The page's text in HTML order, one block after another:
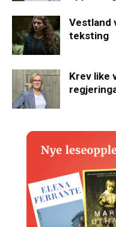
Vestland
teksting
Krev like